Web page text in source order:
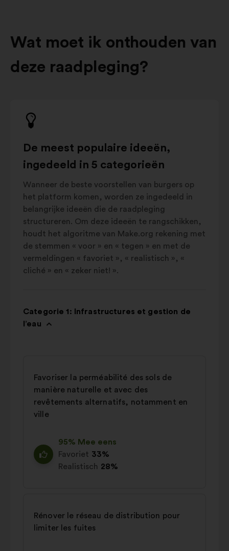
Wat moet ik onthouden van
deze raadpleging?
De meest populaire ideeën,
ingedeeld in 5 categorieën
Wanneer de beste voorstellen van burgers op
het platform komen, worden ze ingedeeld in
belangrijke ideeën die de raadpleging
structureren. Om deze ideeën te rangschikken,
houdt het algoritme van Make.org rekening met
de stemmen « voor » en « tegen » en met de
vermeldingen « favoriet », « realistisch », «
cliché » en « zeker niet! ».
Categorie 1: Infrastructures et gestion de
l’eau
Favoriser la perméabilité des sols de
manière naturelle et avec des
revêtements alternatifs, notamment en
ville
95% Mee eens
Favoriet 33%
Realistisch 28%
Rénover le réseau de distribution pour
limiter les fuites